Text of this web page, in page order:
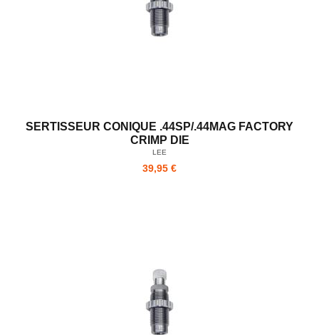
SERTISSEUR CONIQUE .44SP/.44MAG FACTORY
CRIMP DIE
LEE
39,95 €